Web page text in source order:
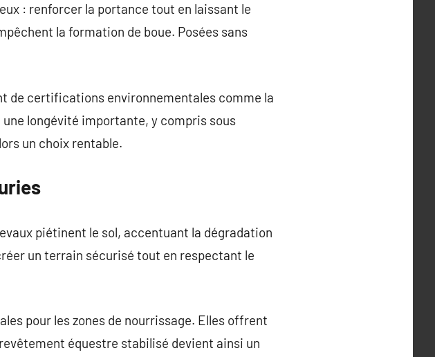
: renforcer la portance tout en laissant le
la formation de boue. Posées sans
de certifications environnementales comme la
longévité importante, y compris sous
un choix rentable.
piétinent le sol, accentuant la dégradation
un terrain sécurisé tout en respectant le
pour les zones de nourrissage. Elles offrent
équestre stabilisé devient ainsi un